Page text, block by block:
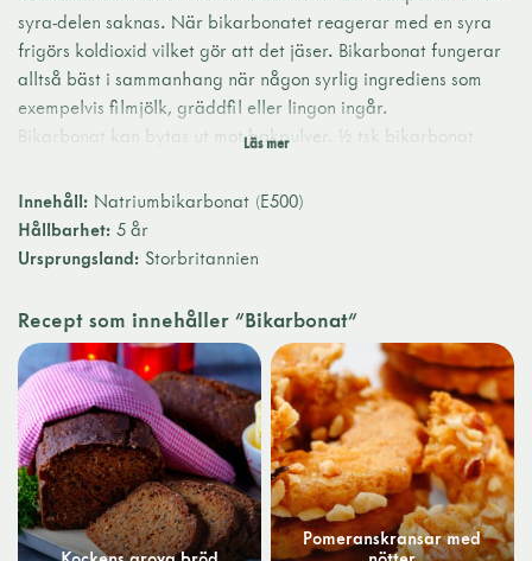
syra-delen saknas. När bikarbonatet reagerar med en syra
frigörs koldioxid vilket gör att det jäser. Bikarbonat fungerar
alltså bäst i sammanhang när någon syrlig ingrediens som
exempelvis filmjölk, gräddfil eller lingon ingår.
Bikarbonat kan bytas ut mot bakpulver. ½ tsk bikarbonat
ljus kaka, exempelvis sockerkaka, finns dock risken att kakan
blir missfärgad. Bikarbonat passar bäst till mörka kakor
såsom mjuk pepparkaka och morotskaka.
Innehåll: Natriumbikarbonat (E500)
Hållbarhet: 5 år
Ursprungsland: Storbritannien
Recept som innehåller "Bikarbonat"
Pomeranskransar med